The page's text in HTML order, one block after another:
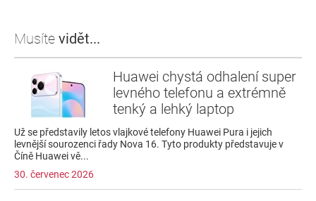
Musíte vidět...
Huawei chystá odhalení super
levného telefonu a extrémně
tenký a lehký laptop
Už se představily letos vlajkové telefony Huawei Pura i jejich
levnější sourozenci řady Nova 16. Tyto produkty představuje v
Číně Huawei vě...
30. červenec 2026